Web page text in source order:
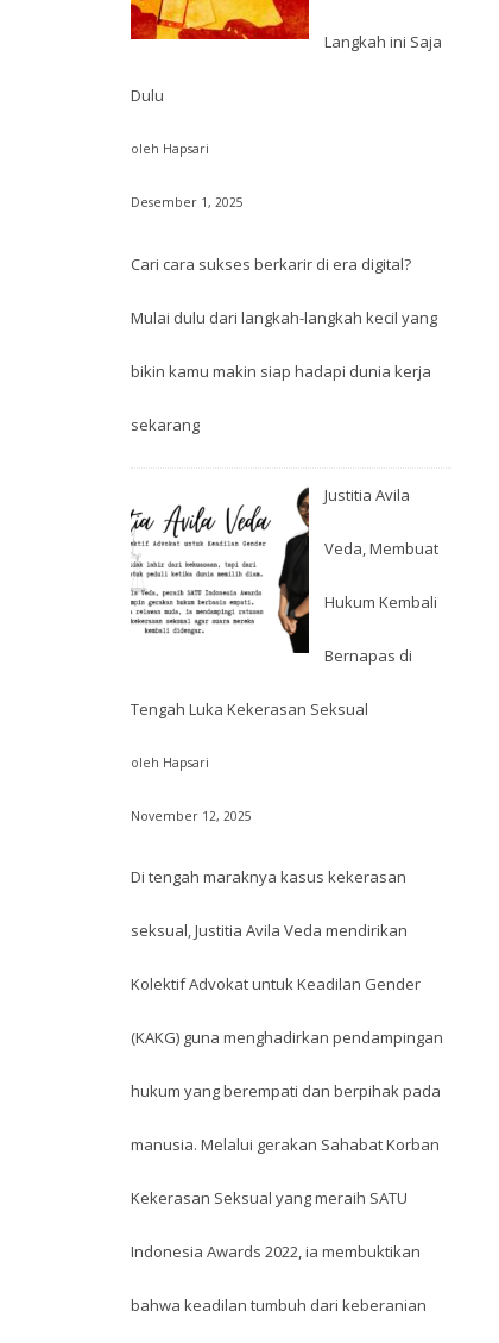
Langkah ini Saja
Dulu
oleh Hapsari
Desember 1, 2025
Cari cara sukses berkarir di era digital?
Mulai dulu dari langkah-langkah kecil yang
bikin kamu makin siap hadapi dunia kerja
sekarang
Justitia Avila
Veda, Membuat
Hukum Kembali
Bernapas di
Tengah Luka Kekerasan Seksual
oleh Hapsari
November 12, 2025
Di tengah maraknya kasus kekerasan
seksual, Justitia Avila Veda mendirikan
Kolektif Advokat untuk Keadilan Gender
(KAKG) guna menghadirkan pendampingan
hukum yang berempati dan berpihak pada
manusia. Melalui gerakan Sahabat Korban
Kekerasan Seksual yang meraih SATU
Indonesia Awards 2022, ia membuktikan
bahwa keadilan tumbuh dari keberanian